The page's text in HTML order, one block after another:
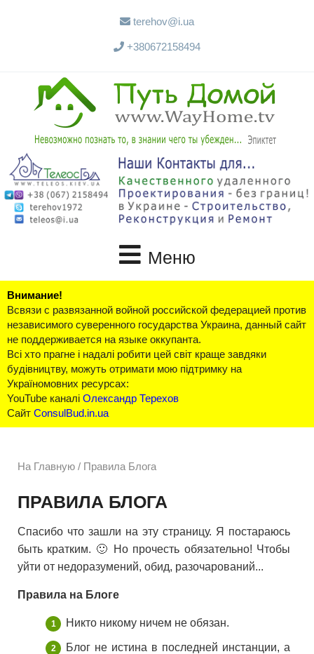
terehov@i.ua
+380672158494
Меню
Внимание!
Всвязи с развязанной войной российской федерацией против
независимого суверенного государства Украина, данный сайт
не поддерживается на языке оккупанта.
Всі хто прагне і надалі робити цей світ краще завдяки
будівництву, можуть отримати мою підтримку на
Україномовних ресурсах:
YouTube каналі Олександр Терехов
Сайт ConsulBud.in.ua
На Главную / Правила Блога
ПРАВИЛА БЛОГА
Спасибо что зашли на эту страницу. Я постараюсь
быть кратким. 🙂 Но прочесть обязательно! Чтобы
уйти от недоразумений, обид, разочарований...
Правила на Блоге
Никто никому ничем не обязан.
Блог не истина в последней инстанции, а